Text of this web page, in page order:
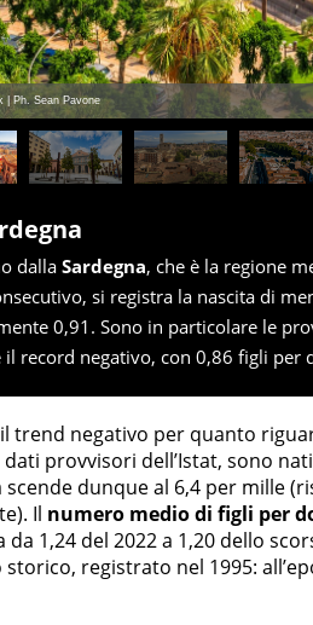
| Ph. Sean Pavone
dalla Sardegna, che è la regione
si registra la nascita di
0,91. Sono in particolare le
il record negativo, con 0,86 figli per
trend negativo per quanto
provvisori dell’Istat, sono
dunque al 6,4 per mille
Il numero medio di figli per
da 1,24 del 2022 a 1,20 dello
registrato nel 1995: